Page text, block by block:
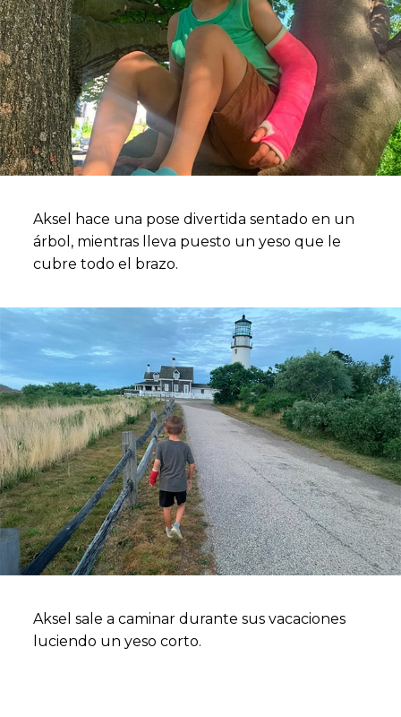
Aksel hace una pose divertida sentado en un
árbol, mientras lleva puesto un yeso que le
cubre todo el brazo.
Aksel sale a caminar durante sus vacaciones
luciendo un yeso corto.